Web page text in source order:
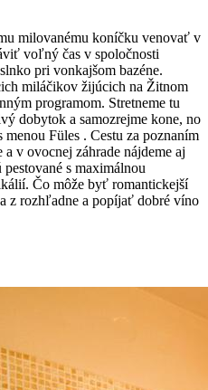
milovanému koníčku venovať v
voľný čas v spoločnosti
pri vonkajšom bazéne.
miláčikov žijúcich na Žitnom
programom. Stretneme tu
dobytok a samozrejme kone, no
Füles . Cestu za poznaním
v ovocnej záhrade nájdeme aj
s maximálnou
Čo môže byť romantickejší
z rozhľadne a popíjať dobré víno